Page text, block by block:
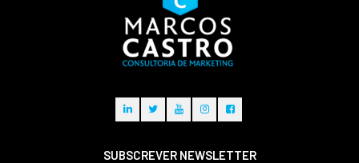
SUBSCREVER NEWSLETTER